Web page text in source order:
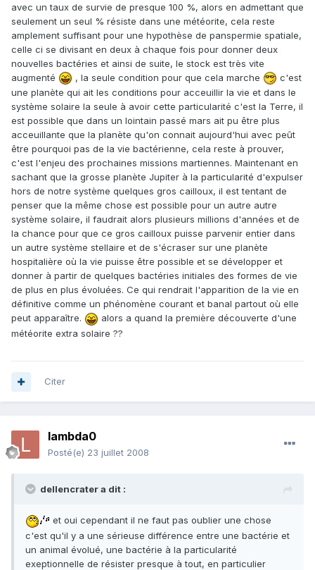
avec un taux de survie de presque 100 %, alors en admettant que
seulement un seul % résiste dans une météorite, cela reste
amplement suffisant pour une hypothèse de panspermie spatiale,
celle ci se divisant en deux à chaque fois pour donner deux
nouvelles bactéries et ainsi de suite, le stock est très vite
augmenté
, la seule condition pour que cela marche
c'est
une planète qui ait les conditions pour acceuillir la vie et dans le
système solaire la seule à avoir cette particularité c'est la Terre, il
est possible que dans un lointain passé mars ait pu être plus
acceuillante que la planète qu'on connait aujourd'hui avec peût
être pourquoi pas de la vie bactérienne, cela reste à prouver,
c'est l'enjeu des prochaines missions martiennes. Maintenant en
sachant que la grosse planète Jupiter à la particularité d'expulser
hors de notre système quelques gros cailloux, il est tentant de
penser que la même chose est possible pour un autre autre
système solaire, il faudrait alors plusieurs millions d'années et de
la chance pour que ce gros cailloux puisse parvenir entier dans
un autre système stellaire et de s'écraser sur une planète
hospitalière où la vie puisse être possible et se développer et
donner à partir de quelques bactéries initiales des formes de vie
de plus en plus évoluées. Ce qui rendrait l'apparition de la vie en
définitive comme un phénomène courant et banal partout où elle
peut apparaître.
alors a quand la première découverte d'une
météorite extra solaire ??
Citer
lambda0
Posté(e) 23 juillet 2008
dellencrater a dit :
et oui cependant il ne faut pas oublier une chose
c'est qu'il y a une sérieuse différence entre une bactérie et
un animal évolué, une bactérie à la particularité
exeptionnelle de résister presque à tout, en particulier